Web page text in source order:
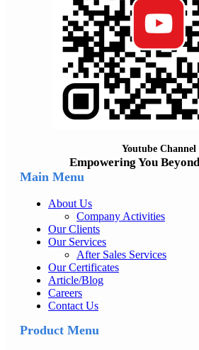
Youtube Channel
Empowering You
Main Menu
About Us
Company Activities
Our Clients
Our Services
After Sales Services
Our Certificates
Article/Blog
Careers
Contact Us
Product Menu